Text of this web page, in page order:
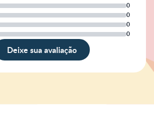
0
0
0
0
Deixe sua avaliação